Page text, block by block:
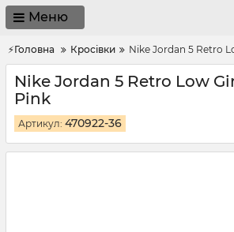
Меню
⚡Головна Кросівки Nike Jordan 5 Retro
Nike Jordan 5 Retro Low
Pink
Артикул: 470922-36